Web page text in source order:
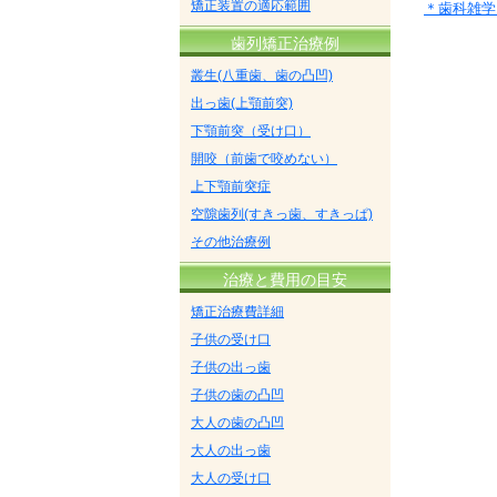
＊歯科雑
矯正装置の適応範囲
歯列矯正治療例
叢生(八重歯、歯の凸凹)
出っ歯(上顎前突)
下顎前突（受け口）
開咬（前歯で咬めない）
上下顎前突症
空隙歯列(すきっ歯、すきっぱ)
その他治療例
治療と費用の目安
矯正治療費詳細
子供の受け口
子供の出っ歯
子供の歯の凸凹
大人の歯の凸凹
大人の出っ歯
大人の受け口